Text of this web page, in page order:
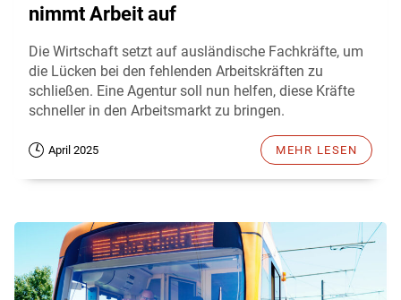
nimmt Arbeit auf
Die Wirtschaft setzt auf ausländische Fachkräfte, um
die Lücken bei den fehlenden Arbeitskräften zu
schließen. Eine Agentur soll nun helfen, diese Kräfte
schneller in den Arbeitsmarkt zu bringen.
April 2025 MEHR LESEN